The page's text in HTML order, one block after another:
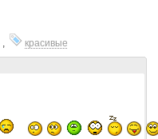
красивые